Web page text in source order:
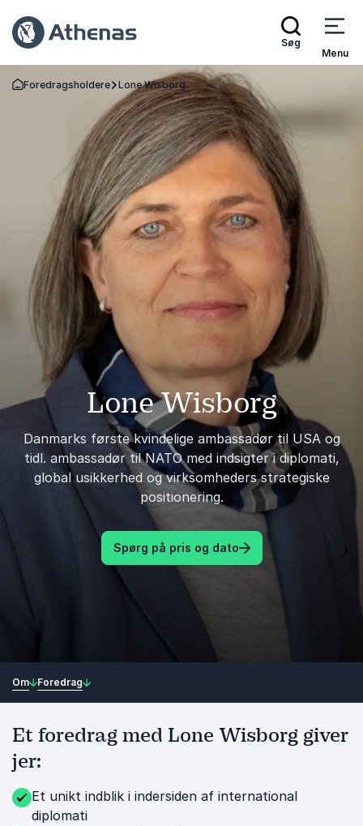
Søg
Menu
Tilbage til forsiden
Foredragsholdere Lone Wisborg
Lone Wisborg
Danmarks første kvindelige ambassadør til USA og
tidl. ambassadør til NATO med indsigter i diplomati,
global usikkerhed og virksomheders strategiske
positionering.
Spørg på pris og dato
Om Foredrag
Et foredrag med Lone Wisborg giver
jer:
Et unikt indblik i indersiden af international
diplomati